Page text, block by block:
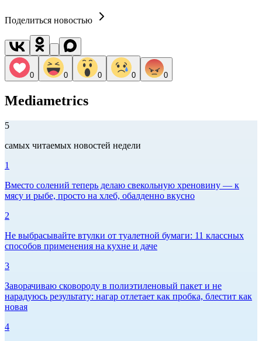
Поделиться новостью
0 0 0 0 0
Mediametrics
5
самых читаемых новостей недели
1
Вместо солений теперь делаю свекольную хреновину — к
мясу и рыбе, просто на хлеб, обалденно вкусно
2
Не выбрасывайте втулки от туалетной бумаги: 11 классных
способов применения на кухне и даче
3
Заворачиваю сковороду в полиэтиленовый пакет и не
нарадуюсь результату: нагар отлетает как пробка, блестит как
новая
4